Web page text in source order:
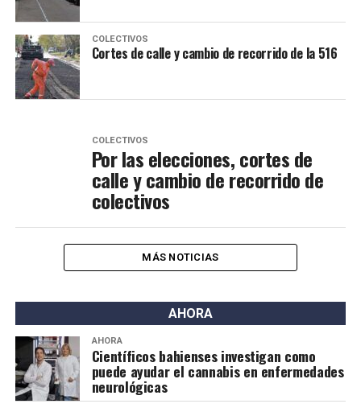
COLECTIVOS
Cortes de calle y cambio de recorrido de la 516
COLECTIVOS
Por las elecciones, cortes de
calle y cambio de recorrido de
colectivos
MÁS NOTICIAS
AHORA
AHORA
Científicos bahienses investigan como
puede ayudar el cannabis en enfermedades
neurológicas